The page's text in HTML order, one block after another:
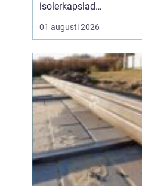
isolerkapslad
effektbrytare) är hjärtat i
många moderna
skyddar kablar,
komponenter och
människor mot överlast
och kortslutning, och
används i allt från
mindre industrimaskiner
till stora fas...
01 augusti 2026